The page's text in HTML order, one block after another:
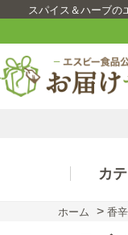
スパイス＆ハーブの
カ
ホーム > 香